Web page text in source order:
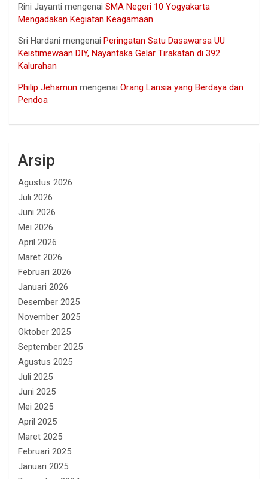
Rini Jayanti mengenai SMA Negeri 10 Yogyakarta
Mengadakan Kegiatan Keagamaan
Sri Hardani mengenai Peringatan Satu Dasawarsa UU
Keistimewaan DIY, Nayantaka Gelar Tirakatan di 392
Kalurahan
Philip Jehamun mengenai Orang Lansia yang Berdaya dan
Pendoa
Arsip
Agustus 2026
Juli 2026
Juni 2026
Mei 2026
April 2026
Maret 2026
Februari 2026
Januari 2026
Desember 2025
November 2025
Oktober 2025
September 2025
Agustus 2025
Juli 2025
Juni 2025
Mei 2025
April 2025
Maret 2025
Februari 2025
Januari 2025